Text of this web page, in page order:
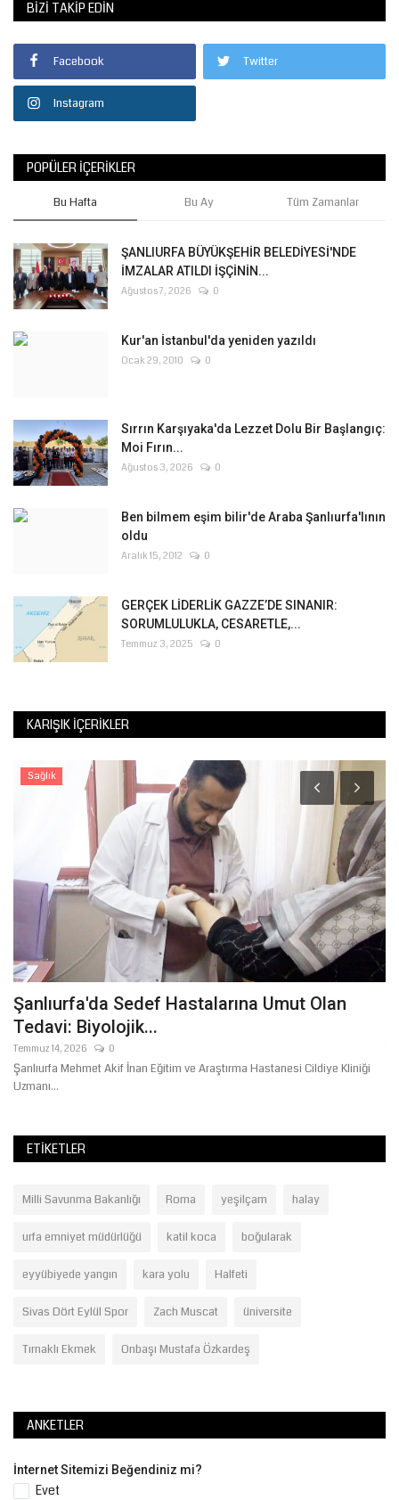
BIZI TAKIP EDIN
Facebook Twitter
Instagram
POPÜLER İÇERIKLER
Bu Hafta Bu Ay Tüm Zamanlar
ŞANLIURFA BÜYÜKŞEHİR BELEDİYESİ'NDE
İMZALAR ATILDI İŞÇİNİN...
Ağustos 7, 2026 0
Kur'an İstanbul'da yeniden yazıldı
Ocak 29, 2010 0
Sırrın Karşıyaka'da Lezzet Dolu Bir Başlangıç:
Moi Fırın...
Ağustos 3, 2026 0
Ben bilmem eşim bilir'de Araba Şanlıurfa'lının
oldu
Aralık 15, 2012 0
GERÇEK LİDERLİK GAZZE’DE SINANIR:
SORUMLULUKLA, CESARETLE,...
Temmuz 3, 2025 0
KARIŞIK İÇERIKLER
Sağlık
Şanlıurfa'da Sedef Hastalarına Umut Olan
Tedavi: Biyolojik...
Temmuz 14, 2026 0
Şanlıurfa Mehmet Akif İnan Eğitim ve Araştırma Hastanesi Cildiye Kliniği
Uzmanı...
ETIKETLER
Milli Savunma Bakanlığı Roma yeşilçam halay
urfa emniyet müdürlüğü katil koca boğularak
eyyübiyede yangın kara yolu Halfeti
Sivas Dört Eylül Spor Zach Muscat üniversite
Tırnaklı Ekmek Onbaşı Mustafa Özkardeş
ANKETLER
İnternet Sitemizi Beğendiniz mi?
Evet